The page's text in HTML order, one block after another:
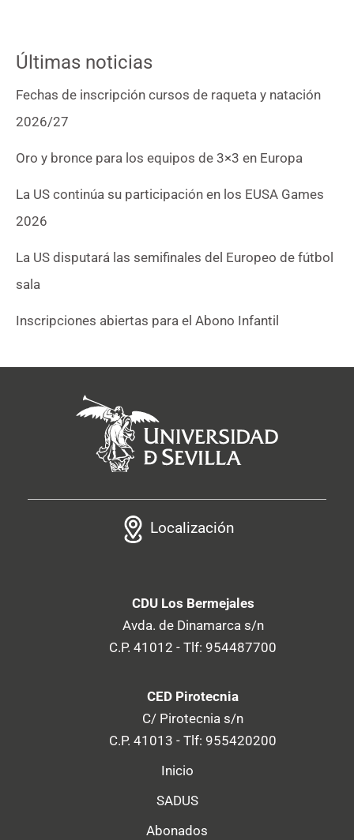
Últimas noticias
Fechas de inscripción cursos de raqueta y natación
2026/27
Oro y bronce para los equipos de 3×3 en Europa
La US continúa su participación en los EUSA Games
2026
La US disputará las semifinales del Europeo de fútbol
sala
Inscripciones abiertas para el Abono Infantil
Localización
CDU Los Bermejales
Avda. de Dinamarca s/n
C.P. 41012 - Tlf: 954487700
CED Pirotecnia
C/ Pirotecnia s/n
C.P. 41013 - Tlf: 955420200
Inicio
SADUS
Abonados